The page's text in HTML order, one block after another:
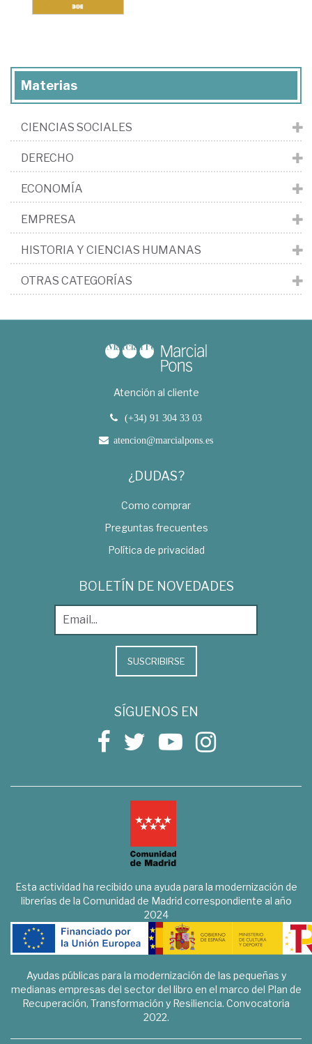
Materias
CIENCIAS SOCIALES
DERECHO
ECONOMÍA
EMPRESA
HISTORIA Y CIENCIAS HUMANAS
OTRAS CATEGORÍAS
Atención al cliente
(+34) 91 304 33 03
atencion@marcialpons.es
¿DUDAS?
Como comprar
Preguntas frecuentes
Política de privacidad
BOLETÍN DE NOVEDADES
SUSCRIBIRSE
SÍGUENOS EN
Esta actividad ha recibido una ayuda para la modernización de
librerías de la Comunidad de Madrid correspondiente al año
2024
Ayudas públicas para la modernización de las pequeñas y
medianas empresas del sector del libro en el marco del Plan de
Recuperación, Transformación y Resiliencia. Convocatoria
2022.